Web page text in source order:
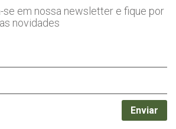
se em nossa newsletter e fique por
novidades